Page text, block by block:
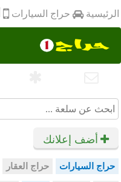
الرئيسية حراج السيارات
أضف إعلانك
حراج السيارات حراج العقار